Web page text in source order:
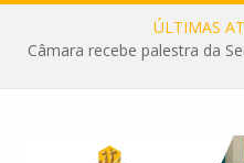
ÚLTIMAS